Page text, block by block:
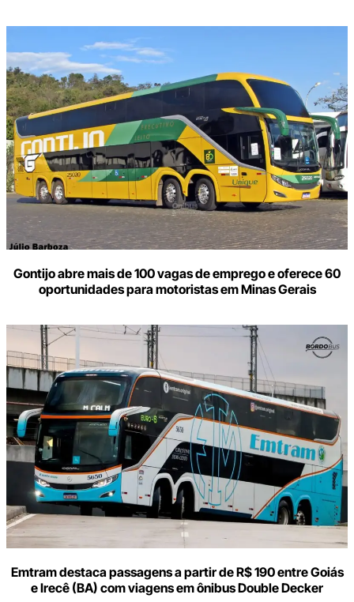
Gontijo abre mais de 100 vagas de emprego e oferece 60
oportunidades para motoristas em Minas Gerais
Emtram destaca passagens a partir de R$ 190 entre Goiás
e Irecê (BA) com viagens em ônibus Double Decker